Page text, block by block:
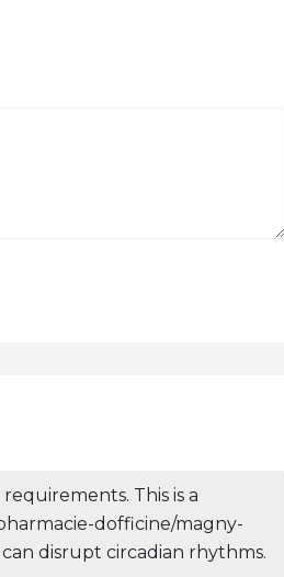
This is a
dofficine/magny-
disrupt circadian rhythms.